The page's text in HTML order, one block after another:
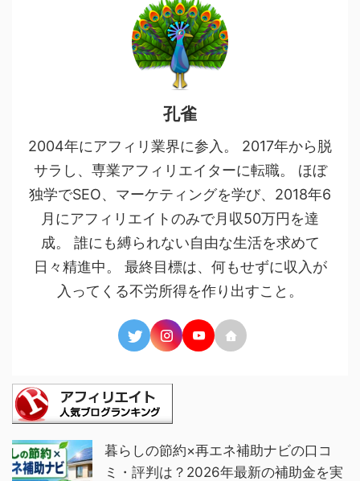
孔雀
2004年にアフィリ業界に参入。 2017年から脱
サラし、専業アフィリエイターに転職。 ほぼ
独学でSEO、マーケティングを学び、2018年6
月にアフィリエイトのみで月収50万円を達
成。 誰にも縛られない自由な生活を求めて
日々精進中。 最終目標は、何もせずに収入が
入ってくる不労所得を作り出すこと。
暮らしの節約×再エネ補助ナビの口コ
ミ・評判は？2026年最新の補助金を実